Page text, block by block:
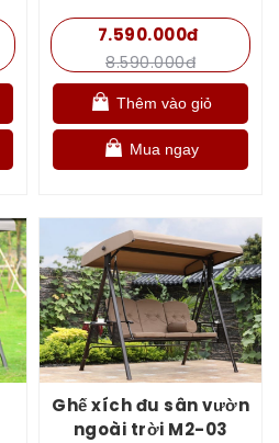
7.590.000đ
8.590.000đ
Thêm vào giỏ
Mua ngay
Ghế xích đu sân vườn
ngoài trời M2-03